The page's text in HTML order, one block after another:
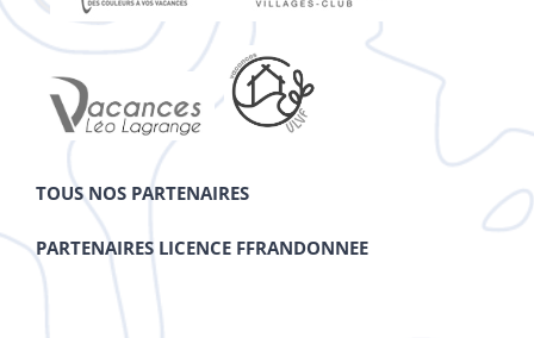
TOUS NOS PARTENAIRES
PARTENAIRES LICENCE FFRANDONNEE